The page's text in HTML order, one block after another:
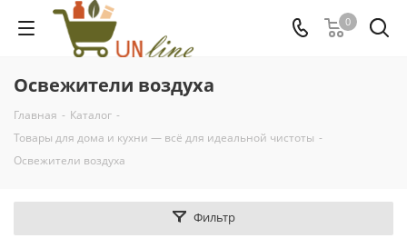
0
Освежители воздуха
Главная - Каталог -
Товары для дома и кухни — всё для идеальной чистоты -
Освежители воздуха
Фильтр